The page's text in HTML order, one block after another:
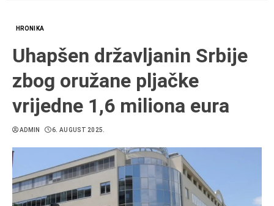
HRONIKA
Uhapšen državljanin Srbije
zbog oružane pljačke
vrijedne 1,6 miliona eura
ADMIN 6. AUGUST 2025.